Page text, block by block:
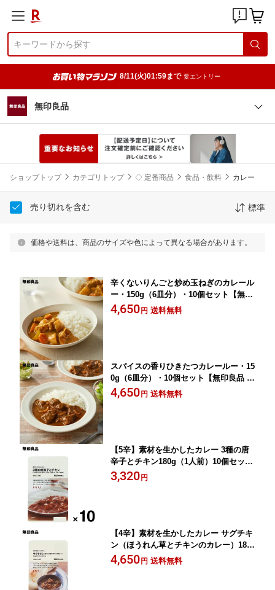
8/11(火)01:59まで 要エントリー
無印良品
ショップトップ カテゴリトップ ◇ 定番商品 食品・飲料 カレー
売り切れを含む 標準
価格や送料は、商品のサイズや色によって異なる場合があります。
辛くないりんごと炒め玉ねぎのカレール
ー・150g（6皿分）・10個セット【無印
良品 公式】
4,650 円 送料無料
スパイスの香りひきたつカレールー・15
0g（6皿分）・10個セット【無印良品 公
式】
4,650 円 送料無料
【5辛】素材を生かしたカレー 3種の唐
辛子とチキン180g（1人前）10個セッ
ト ローリングストック 備蓄【無印良
品 公式】
3,320 円
【4辛】素材を生かしたカレー サグチキ
ン（ほうれん草とチキンのカレー）180
g（1人前）ローリングストック 備蓄
【無印良品 公式】
4,650 円 送料無料